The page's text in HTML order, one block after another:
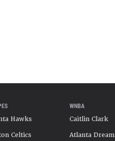
Hawks
Celtics
WNBA
Caitlin Clark
Atlanta Dream